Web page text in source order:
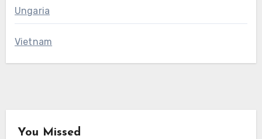
Ungaria
Vietnam
You Missed